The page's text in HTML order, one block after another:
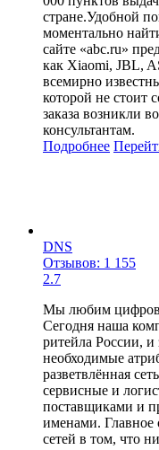
стране.Удобной
моментально
сайте «abc.ru»
как Xiaomi, JBL,
всемирно
которой не стоит
заказа возникли
консультантам.
Подробнее
DNS
Отзывов: 1 155
2.7
Мы любим
Сегодня наша
ритейла России, и
необходимые
разветвлённая
сервисные и
поставщиками и
именами. Главное
сетей в том, что